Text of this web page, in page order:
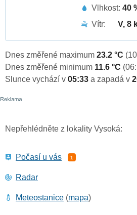
Vlhkost: 40
Vítr:
V, 8
Dnes změřené maximum 23.2 °C
Dnes změřené minimum 11.6 °C
Slunce vychází v 05:33 a zapadá v
Nepřehlédněte z lokality Vysoká:
Počasí u vás 1
Radar
Meteostanice (mapa)